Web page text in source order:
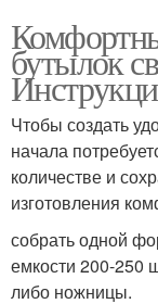
бутылок
Чтобы создать
начала
количестве и
изготовления
собрать одной
емкости 200-250
либо ножницы.